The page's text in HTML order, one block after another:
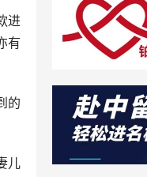
进
有
的
儿